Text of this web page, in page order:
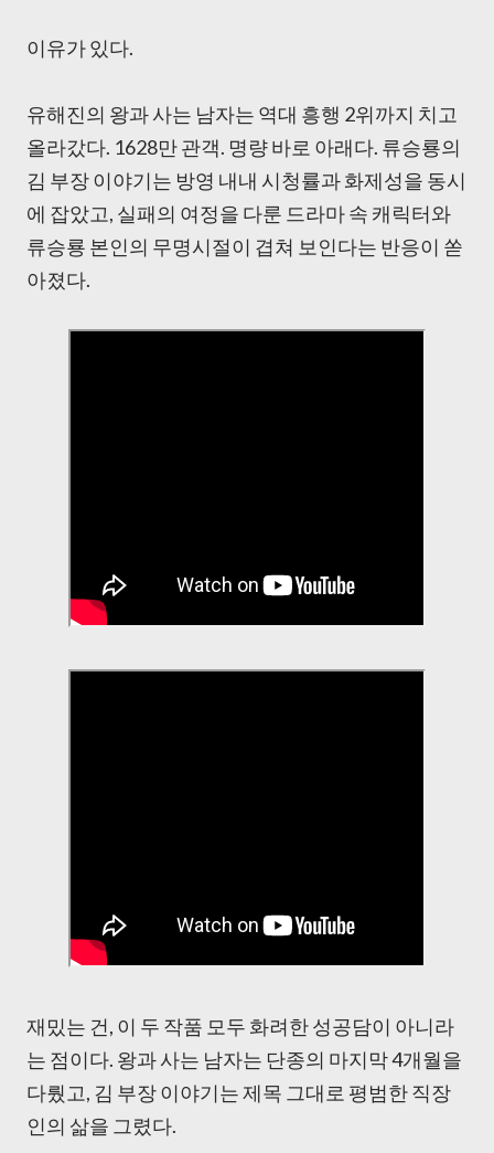
이유가 있다.
유해진의 왕과 사는 남자는 역대 흥행 2위까지 치고
올라갔다. 1628만 관객. 명량 바로 아래다. 류승룡의
김 부장 이야기는 방영 내내 시청률과 화제성을 동시
에 잡았고, 실패의 여정을 다룬 드라마 속 캐릭터와
류승룡 본인의 무명시절이 겹쳐 보인다는 반응이 쏟
아졌다.
재밌는 건, 이 두 작품 모두 화려한 성공담이 아니라
는 점이다. 왕과 사는 남자는 단종의 마지막 4개월을
다뤘고, 김 부장 이야기는 제목 그대로 평범한 직장
인의 삶을 그렸다.